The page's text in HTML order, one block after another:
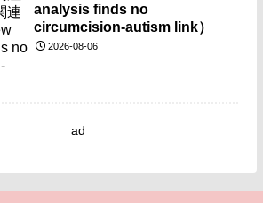
analysis finds no
circumcision-autism link）
2026-08-06
ad